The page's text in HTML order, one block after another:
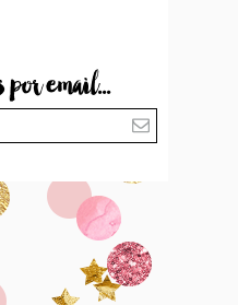
por email...